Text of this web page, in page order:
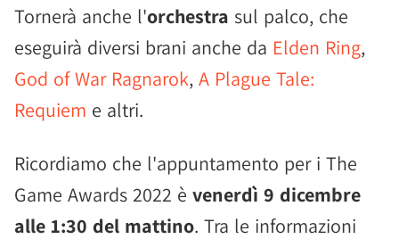
Tornerà anche l'orchestra sul palco, che
eseguirà diversi brani anche da Elden Ring,
God of War Ragnarok, A Plague Tale:
Requiem e altri.
Ricordiamo che l'appuntamento per i The
Game Awards 2022 è venerdì 9 dicembre
alle 1:30 del mattino. Tra le informazioni